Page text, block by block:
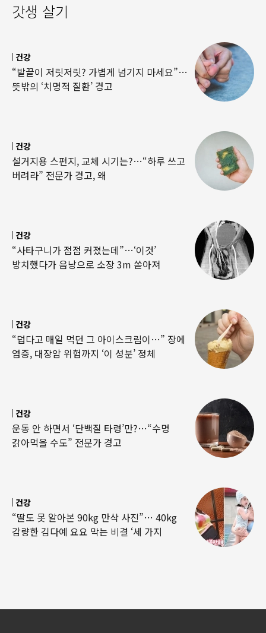
갓생 살기
건강
“발끝이 저릿저릿? 가볍게 넘기지 마세요”…
뜻밖의 ‘치명적 질환’ 경고
건강
설거지용 스펀지, 교체 시기는?…“하루 쓰고
버려라” 전문가 경고, 왜
건강
“사타구니가 점점 커졌는데”…‘이것’
방치했다가 음낭으로 소장 3m 쏟아져
건강
“덥다고 매일 먹던 그 아이스크림이…” 장에
염증, 대장암 위험까지 ‘이 성분’ 정체
건강
운동 안 하면서 ‘단백질 타령’만?…“수명
갉아먹을 수도” 전문가 경고
건강
“딸도 못 알아본 90kg 만삭 사진”… 40kg
감량한 김다예 요요 막는 비결 ‘세 가지